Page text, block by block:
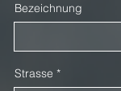
Bezeichnung
Strasse